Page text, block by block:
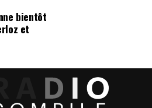
bientôt
et